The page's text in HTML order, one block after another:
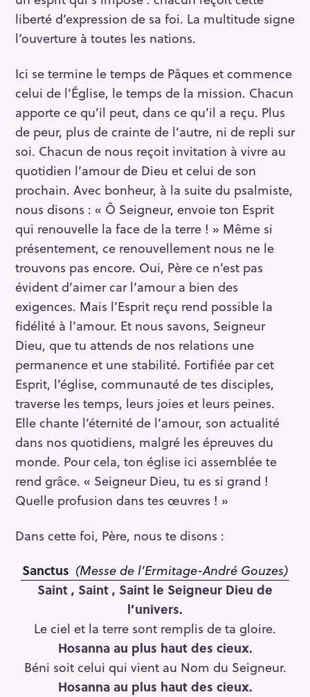
liberté d’expression de sa foi. La multitude signe
l’ouverture à toutes les nations.
Ici se termine le temps de Pâques et commence
celui de l’Église, le temps de la mission. Chacun
apporte ce qu’il peut, dans ce qu’il a reçu. Plus
de peur, plus de crainte de l’autre, ni de repli sur
soi. Chacun de nous reçoit invitation à vivre au
quotidien l’amour de Dieu et celui de son
prochain. Avec bonheur, à la suite du psalmiste,
nous disons : « Ô Seigneur, envoie ton Esprit
qui renouvelle la face de la terre ! » Même si
présentement, ce renouvellement nous ne le
trouvons pas encore. Oui, Père ce n’est pas
évident d’aimer car l’amour a bien des
exigences. Mais l’Esprit reçu rend possible la
fidélité à l’amour. Et nous savons, Seigneur
Dieu, que tu attends de nos relations une
permanence et une stabilité. Fortifiée par cet
Esprit, l’église, communauté de tes disciples,
traverse les temps, leurs joies et leurs peines.
Elle chante l’éternité de l’amour, son actualité
dans nos quotidiens, malgré les épreuves du
monde. Pour cela, ton église ici assemblée te
rend grâce. « Seigneur Dieu, tu es si grand !
Quelle profusion dans tes œuvres ! »
Dans cette foi, Père, nous te disons :
Sanctus (Messe de l’Ermitage-André Gouzes)
Saint , Saint , Saint le Seigneur Dieu de
l’univers.
Le ciel et la terre sont remplis de ta gloire.
Hosanna au plus haut des cieux.
Béni soit celui qui vient au Nom du Seigneur.
Hosanna au plus haut des cieux.
e
r
h
e